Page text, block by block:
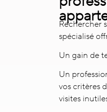
Rechercher
spécialisé
Un gain de
Un
vos critères
visites